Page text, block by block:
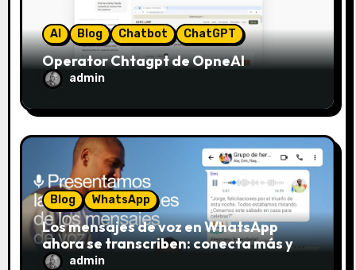
d
a
AI Blog Chatbot ChatGPT
Operator Chtagpt de OpneAI
admin
Blog WhatsApp
Los mensajes de voz en WhatsApp
ahora se transcriben: conecta más y
escucha menos
admin